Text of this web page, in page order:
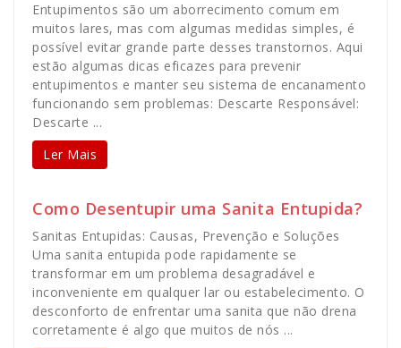
Entupimentos são um aborrecimento comum em
muitos lares, mas com algumas medidas simples, é
possível evitar grande parte desses transtornos. Aqui
estão algumas dicas eficazes para prevenir
entupimentos e manter seu sistema de encanamento
funcionando sem problemas: Descarte Responsável:
Descarte ...
Ler Mais
Como Desentupir uma Sanita Entupida?
Sanitas Entupidas: Causas, Prevenção e Soluções
Uma sanita entupida pode rapidamente se
transformar em um problema desagradável e
inconveniente em qualquer lar ou estabelecimento. O
desconforto de enfrentar uma sanita que não drena
corretamente é algo que muitos de nós ...